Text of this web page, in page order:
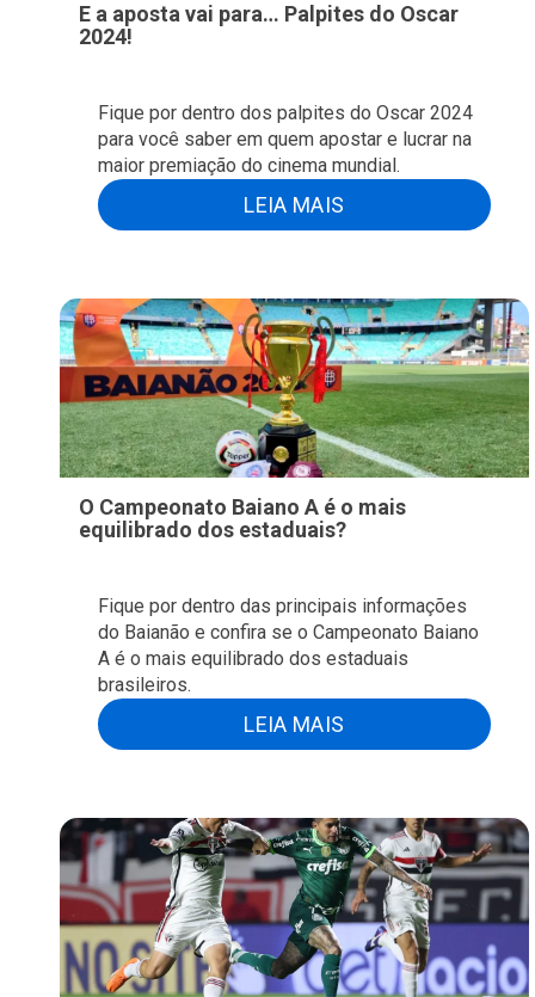
E a aposta vai para… Palpites do Oscar
2024!
Fique por dentro dos palpites do Oscar 2024
para você saber em quem apostar e lucrar na
maior premiação do cinema mundial.
LEIA MAIS
O Campeonato Baiano A é o mais
equilibrado dos estaduais?
Fique por dentro das principais informações
do Baianão e confira se o Campeonato Baiano
A é o mais equilibrado dos estaduais
brasileiros.
LEIA MAIS